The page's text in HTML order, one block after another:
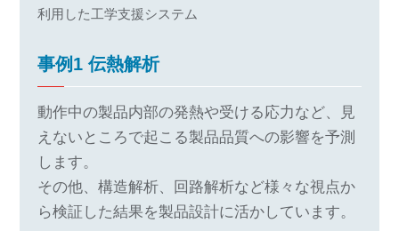
利用した工学支援システム
事例1 伝熱解析
動作中の製品内部の発熱や受ける応力など、見
えないところで起こる製品品質への影響を予測
します。
その他、構造解析、回路解析など様々な視点か
ら検証した結果を製品設計に活かしています。